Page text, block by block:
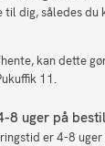
dig, således du
kan dette
11.
8 uger på
er 4-8 uger